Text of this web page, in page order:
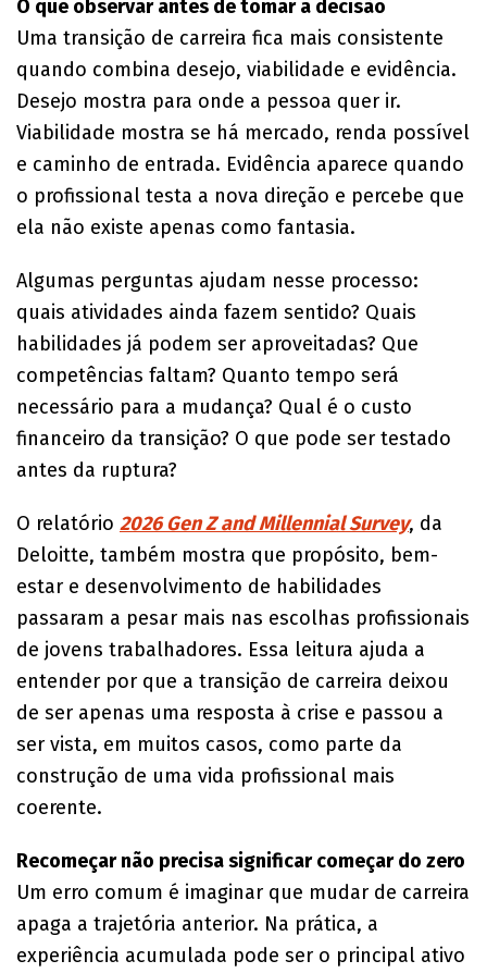
O que observar antes de tomar a decisão
Uma transição de carreira fica mais consistente
quando combina desejo, viabilidade e evidência.
Desejo mostra para onde a pessoa quer ir.
Viabilidade mostra se há mercado, renda possível
e caminho de entrada. Evidência aparece quando
o profissional testa a nova direção e percebe que
ela não existe apenas como fantasia.
Algumas perguntas ajudam nesse processo:
quais atividades ainda fazem sentido? Quais
habilidades já podem ser aproveitadas? Que
competências faltam? Quanto tempo será
necessário para a mudança? Qual é o custo
financeiro da transição? O que pode ser testado
antes da ruptura?
O relatório 2026 Gen Z and Millennial Survey, da
Deloitte, também mostra que propósito, bem-
estar e desenvolvimento de habilidades
passaram a pesar mais nas escolhas profissionais
de jovens trabalhadores. Essa leitura ajuda a
entender por que a transição de carreira deixou
de ser apenas uma resposta à crise e passou a
ser vista, em muitos casos, como parte da
construção de uma vida profissional mais
coerente.
Recomeçar não precisa significar começar do zero
Um erro comum é imaginar que mudar de carreira
apaga a trajetória anterior. Na prática, a
experiência acumulada pode ser o principal ativo